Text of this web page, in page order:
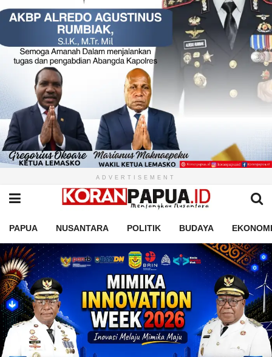
ADVERTISEMENT
PAPUA NUSANTARA POLITIK BUDAYA EKONOMI